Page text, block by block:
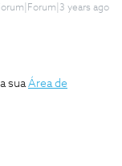
years ago
sua Área de